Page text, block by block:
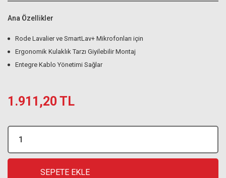
Ana Özellikler
Rode Lavalier ve SmartLav+ Mikrofonları için
Ergonomik Kulaklık Tarzı Giyilebilir Montaj
Entegre Kablo Yönetimi Sağlar
1.911,20 TL
SEPETE EKLE